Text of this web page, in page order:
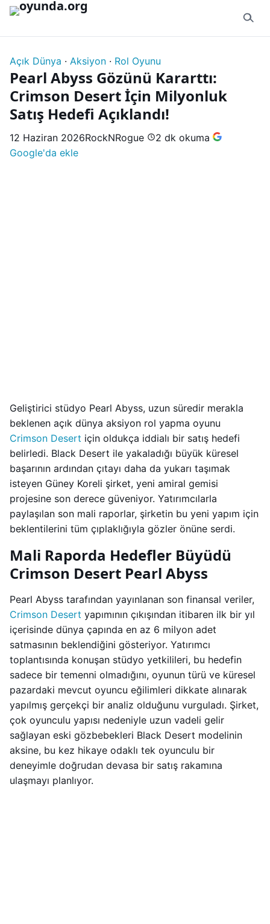
İçeriğe geç
Açık Dünya · Aksiyon · Rol Oyunu
Pearl Abyss Gözünü Kararttı:
Crimson Desert İçin Milyonluk
Satış Hedefi Açıklandı!
12 Haziran 2026RockNRogue
2 dk okuma
Google'da ekle
Geliştirici stüdyo Pearl Abyss, uzun süredir merakla
beklenen açık dünya aksiyon rol yapma oyunu
Crimson Desert için oldukça iddialı bir satış hedefi
belirledi. Black Desert ile yakaladığı büyük küresel
başarının ardından çıtayı daha da yukarı taşımak
isteyen Güney Koreli şirket, yeni amiral gemisi
projesine son derece güveniyor. Yatırımcılarla
paylaşılan son mali raporlar, şirketin bu yeni yapım için
beklentilerini tüm çıplaklığıyla gözler önüne serdi.
Mali Raporda Hedefler Büyüdü
Crimson Desert Pearl Abyss
Pearl Abyss tarafından yayınlanan son finansal veriler,
Crimson Desert yapımının çıkışından itibaren ilk bir yıl
içerisinde dünya çapında en az 6 milyon adet
satmasının beklendiğini gösteriyor. Yatırımcı
toplantısında konuşan stüdyo yetkilileri, bu hedefin
sadece bir temenni olmadığını, oyunun türü ve küresel
pazardaki mevcut oyuncu eğilimleri dikkate alınarak
yapılmış gerçekçi bir analiz olduğunu vurguladı. Şirket,
çok oyunculu yapısı nedeniyle uzun vadeli gelir
sağlayan eski gözbebekleri Black Desert modelinin
aksine, bu kez hikaye odaklı tek oyunculu bir
deneyimle doğrudan devasa bir satış rakamına
ulaşmayı planlıyor.